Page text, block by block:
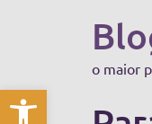
Abrir a
o maior